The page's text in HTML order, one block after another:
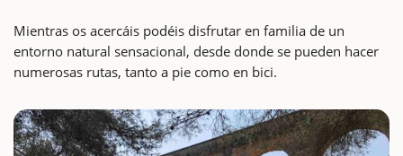
Mientras os acercáis podéis disfrutar en familia de un
entorno natural sensacional, desde donde se pueden hacer
numerosas rutas, tanto a pie como en bici.